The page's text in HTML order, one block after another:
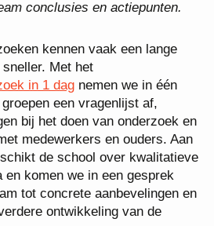
conclusies en actiepunten.
kennen vaak een lange
Met het
in 1 dag nemen we in één
een vragenlijst af,
bij het doen van onderzoek en
medewerkers en ouders. Aan
de school over kwalitatieve
en komen we in een gesprek
tot concrete aanbevelingen en
ontwikkeling van de